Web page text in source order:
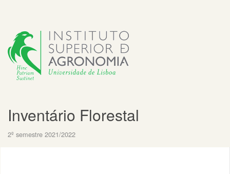
Inventário Florestal
2º semestre 2021/2022